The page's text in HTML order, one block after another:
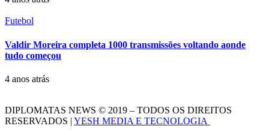
Futebol
Valdir Moreira completa 1000 transmissões voltando aonde
tudo começou
4 anos atrás
DIPLOMATAS NEWS © 2019 – TODOS OS DIREITOS
RESERVADOS | YESH MEDIA E TECNOLOGIA